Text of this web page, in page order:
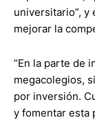
universitario”, y
mejorar la
“En la parte de
megacolegios,
por inversión.
y fomentar esta